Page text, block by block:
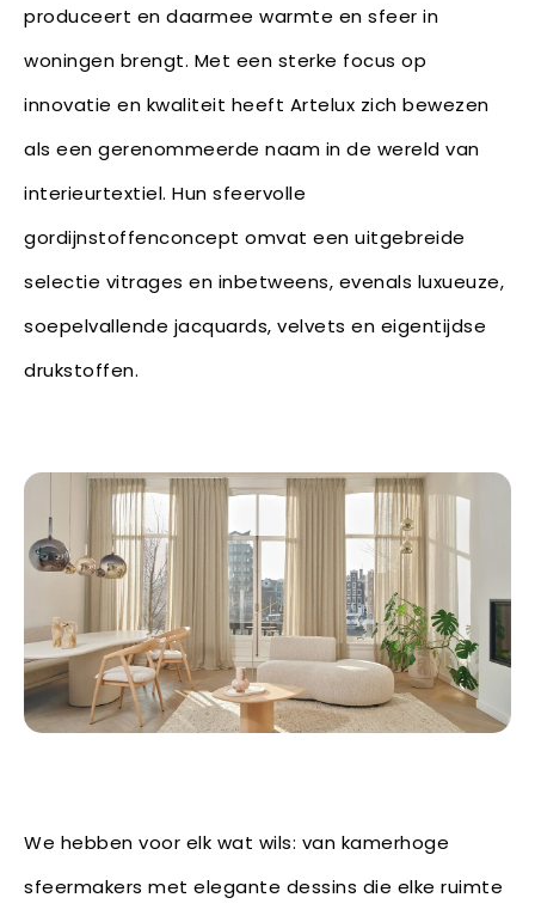
produceert en daarmee warmte en sfeer in
woningen brengt. Met een sterke focus op
innovatie en kwaliteit heeft Artelux zich bewezen
als een gerenommeerde naam in de wereld van
interieurtextiel. Hun sfeervolle
gordijnstoffenconcept omvat een uitgebreide
selectie vitrages en inbetweens, evenals luxueuze,
soepelvallende jacquards, velvets en eigentijdse
drukstoffen.
We hebben voor elk wat wils: van kamerhoge
sfeermakers met elegante dessins die elke ruimte